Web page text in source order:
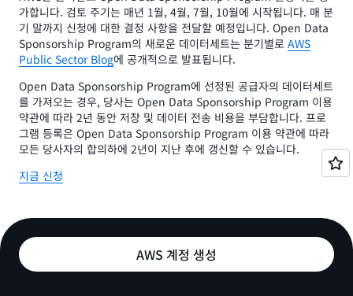
가합니다. 검토 주기는 매년 1월, 4월, 7월, 10월에 시작됩니다. 매 분
기 말까지 신청에 대한 결정 사항을 전달할 예정입니다. Open Data
Sponsorship Program의 새로운 데이터세트는 분기별로 AWS
Public Sector Blog에 공개적으로 발표됩니다.
Open Data Sponsorship Program에 선정된 공급자의 데이터세트
를 가져오는 경우, 당사는 Open Data Sponsorship Program 이용
약관에 따라 2년 동안 저장 및 데이터 전송 비용을 부담합니다. 프로
그램 등록은 Open Data Sponsorship Program 이용 약관에 따라
모든 당사자의 합의하에 2년이 지난 후에 갱신할 수 있습니다.
지금 신청
AWS 계정 생성